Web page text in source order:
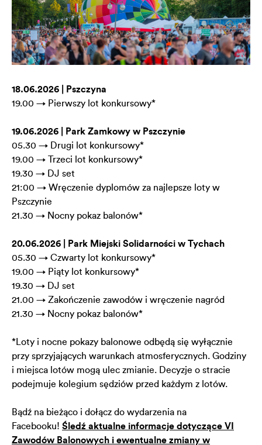
18.06.2026 | Pszczyna
19.00 → Pierwszy lot konkursowy*
19.06.2026 | Park Zamkowy w Pszczynie
05.30 → Drugi lot konkursowy*
19.00 → Trzeci lot konkursowy*
19.30 → DJ set
21:00 → Wręczenie dyplomów za najlepsze loty w
Pszczynie
21.30 → Nocny pokaz balonów*
20.06.2026 | Park Miejski Solidarności w Tychach
05.30 → Czwarty lot konkursowy*
19.00 → Piąty lot konkursowy*
19.30 → DJ set
21.00 → Zakończenie zawodów i wręczenie nagród
21.30 → Nocny pokaz balonów*
*Loty i nocne pokazy balonowe odbędą się wyłącznie
przy sprzyjających warunkach atmosferycznych. Godziny
i miejsca lotów mogą ulec zmianie. Decyzje o stracie
podejmuje kolegium sędziów przed każdym z lotów.
Bądź na bieżąco i dołącz do wydarzenia na
Facebooku! Śledź aktualne informacje dotyczące VI
Zawodów Balonowych i ewentualne zmiany w